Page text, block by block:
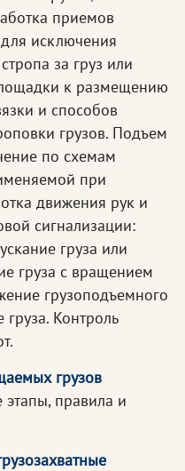
приемов
для исключения
за груз или
к размещению
и способов
грузов. Подъем
по схемам
при
движения рук и
сигнализации:
груза или
груза с вращением
грузоподъемного
Контроль
грузов
этапы, правила и